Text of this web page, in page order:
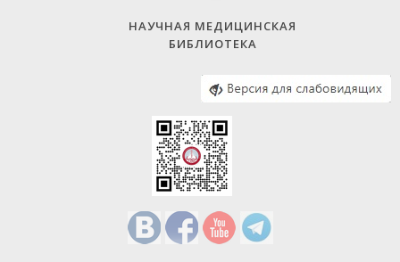
НАУЧНАЯ МЕДИЦИНСКАЯ
БИБЛИОТЕКА